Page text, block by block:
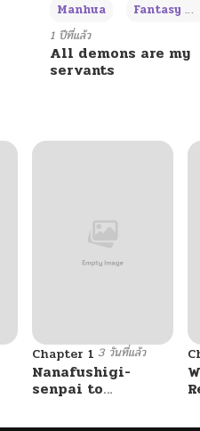
Manhua Fantasy แฟนตาซี
1 ปีที่แล้ว
All demons are my
servants
Chapter 1 3 วันที่แล้ว
Nanafushigi-
senpai to